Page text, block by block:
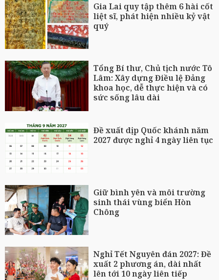
Gia Lai quy tập thêm 6 hài cốt
liệt sĩ, phát hiện nhiều kỷ vật
quý
Tổng Bí thư, Chủ tịch nước Tô
Lâm: Xây dựng Điều lệ Đảng
khoa học, dễ thực hiện và có
sức sống lâu dài
Đề xuất dịp Quốc khánh năm
2027 được nghỉ 4 ngày liên tục
Giữ bình yên và môi trường
sinh thái vùng biển Hòn
Chông
Nghỉ Tết Nguyên đán 2027: Đề
xuất 2 phương án, dài nhất
lên tới 10 ngày liên tiếp